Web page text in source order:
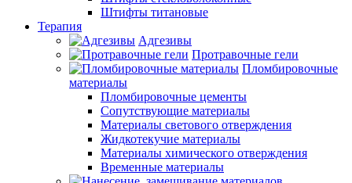
Штифты титановые
Терапия
Адгезивы
Протравочные гели
Пломбировочные
материалы
Пломбировочные цементы
Сопутствующие материалы
Материалы светового отверждения
Жидкотекучие материалы
Материалы химического отверждения
Временные материалы